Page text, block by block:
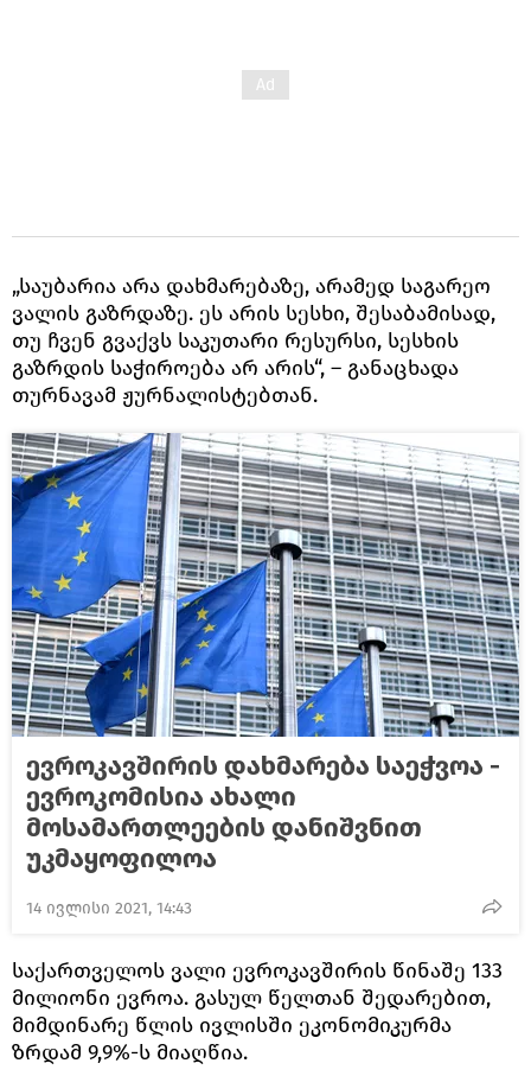
„საუბარია არა დახმარებაზე, არამედ საგარეო
ვალის გაზრდაზე. ეს არის სესხი, შესაბამისად,
თუ ჩვენ გვაქვს საკუთარი რესურსი, სესხის
გაზრდის საჭიროება არ არის“, – განაცხადა
თურნავამ ჟურნალისტებთან.
ევროკავშირის დახმარება საეჭვოა -
ევროკომისია ახალი
მოსამართლეების დანიშვნით
უკმაყოფილოა
14 ივლისი 2021, 14:43
საქართველოს ვალი ევროკავშირის წინაშე 133
მილიონი ევროა. გასულ წელთან შედარებით,
მიმდინარე წლის ივლისში ეკონომიკურმა
ზრდამ 9,9%-ს მიაღწია.